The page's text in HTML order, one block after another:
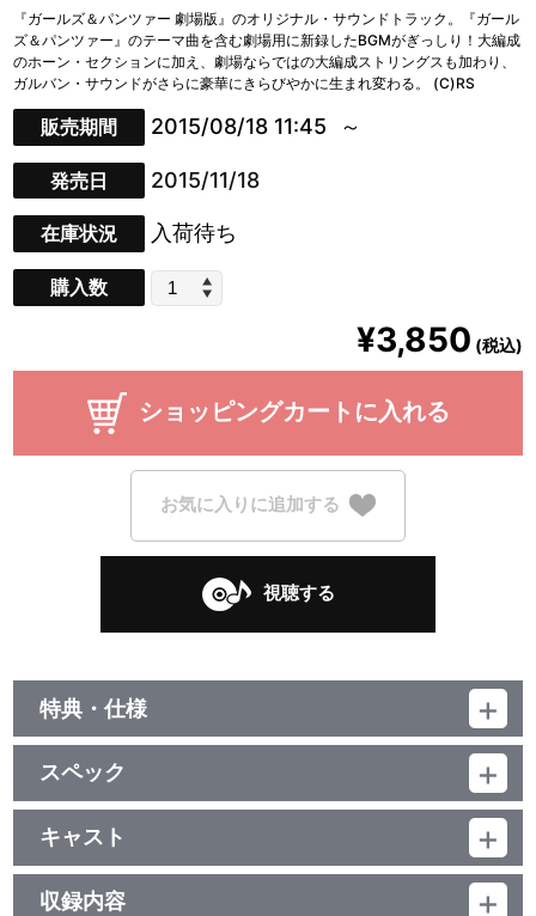
『ガールズ＆パンツァー 劇場版』のオリジナル・サウンドトラック。『ガール
ズ＆パンツァー』のテーマ曲を含む劇場用に新録したBGMがぎっしり！大編成
のホーン・セクションに加え、劇場ならではの大編成ストリングスも加わり、
ガルバン・サウンドがさらに豪華にきらびやかに生まれ変わる。 (C)RS
販売期間 2015/08/18 11:45
発売日 2015/11/18
在庫状況 入荷待ち
購入数
¥3,850 (税込)
ショッピングカートに入れる
お気に入りに追加する
視聴する
特典・仕様
他、仕様
三方背ケース
スペック
品番：LACA-9430
ジャンル：国内アニメ音楽
アルバム／87分
キャスト
浜口史郎(音楽)/ボコ(cv.藤村歩)
収録内容